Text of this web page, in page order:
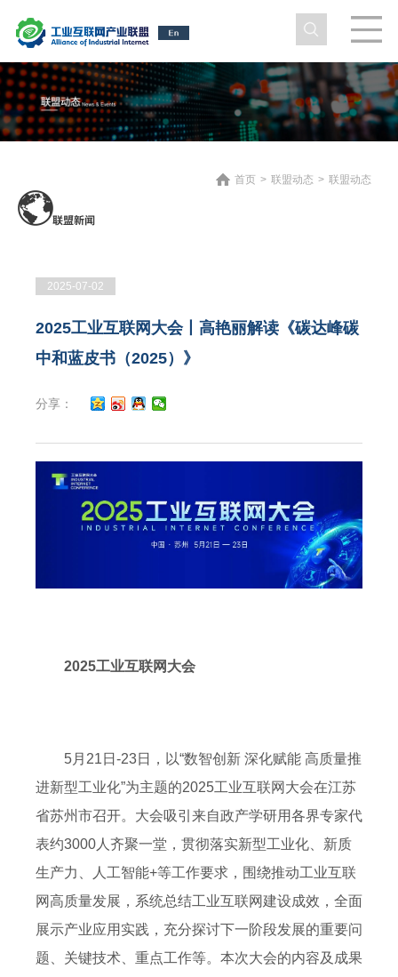
首页 > 联盟动态 > 联盟动态
2025-07-02
2025工业互联网大会丨高艳丽解读《碳达峰碳
中和蓝皮书（2025）》
分享：
2025工业互联网大会
5月21日-23日，以“数智创新 深化赋能 高质量推
进新型工业化”为主题的2025工业互联网大会在江苏
省苏州市召开。大会吸引来自政产学研用各界专家代
表约3000人齐聚一堂，贯彻落实新型工业化、新质
生产力、人工智能+等工作要求，围绕推动工业互联
网高质量发展，系统总结工业互联网建设成效，全面
展示产业应用实践，充分探讨下一阶段发展的重要问
题、关键技术、重点工作等。本次大会的内容及成果